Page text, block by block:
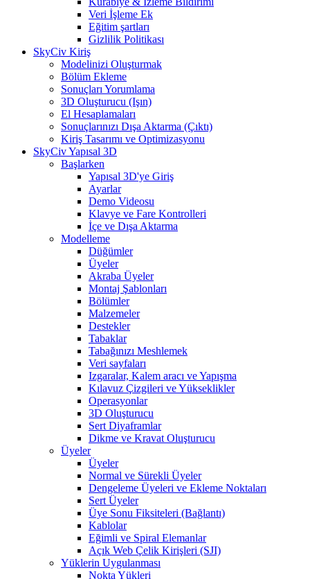
Veri İşleme Ek
Eğitim şartları
Gizlilik Politikası
SkyCiv Kiriş
Modelinizi Oluşturmak
Bölüm Ekleme
Sonuçları Yorumlama
3D Oluşturucu (Işın)
El Hesaplamaları
Sonuçlarınızı Dışa Aktarma (Çıktı)
Kiriş Tasarımı ve Optimizasyonu
SkyCiv Yapısal 3D
Başlarken
Yapısal 3D'ye Giriş
Ayarlar
Demo Videosu
Klavye ve Fare Kontrolleri
İçe ve Dışa Aktarma
Modelleme
Düğümler
Üyeler
Akraba Üyeler
Montaj Şablonları
Bölümler
Malzemeler
Destekler
Tabaklar
Tabağınızı Meshlemek
Veri sayfaları
Izgaralar, Kalem aracı ve Yapışma
Kılavuz Çizgileri ve Yükseklikler
Operasyonlar
3D Oluşturucu
Sert Diyaframlar
Dikme ve Kravat Oluşturucu
Üyeler
Üyeler
Normal ve Sürekli Üyeler
Dengeleme Üyeleri ve Ekleme Noktaları
Sert Üyeler
Üye Sonu Fiksiteleri (Bağlantı)
Kablolar
Eğimli ve Spiral Elemanlar
Açık Web Çelik Kirişleri (SJI)
Yüklerin Uygulanması
Nokta Yükleri